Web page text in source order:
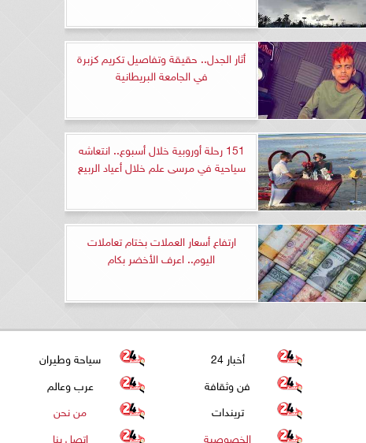
أثار الجدل.. حقيقة وتفاصيل تكريم كزبرة
في الجامعة البريطانية
151 رحلة أوروبية خلال أسبوع.. انتعاشه
سياحية في مرسى علم خلال أعياد الربيع
ارتفاع أسعار العملات بختام تعاملات
اليوم.. اعرف الأخضر بكام
أخبار 24 سياحة وطيران
فن وثقافة عرب وعالم
تريندات من نحن
الخصوصية
اتصل بنا